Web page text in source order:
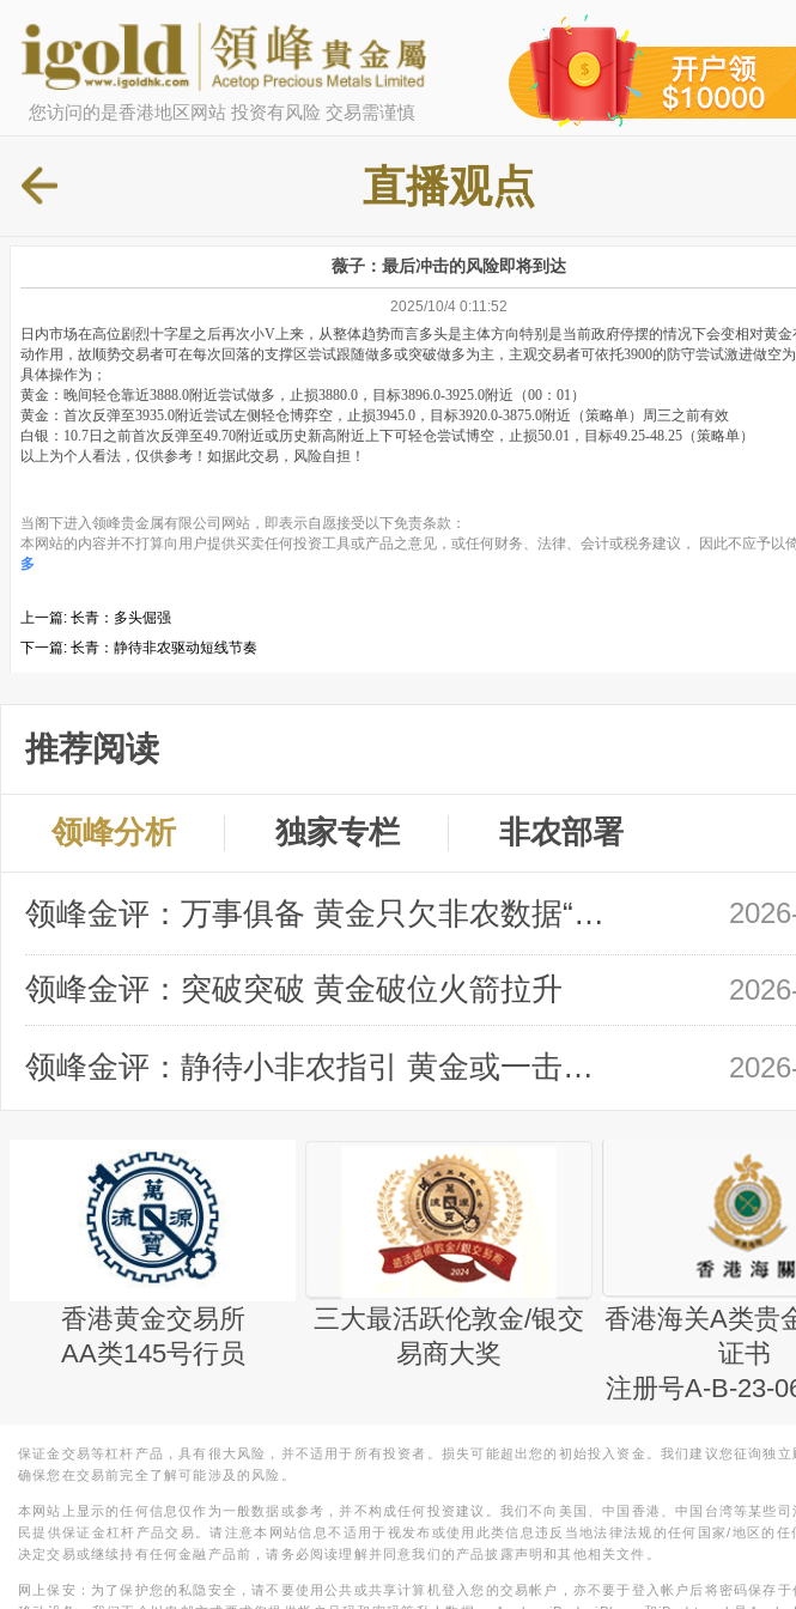
您访问的是香港地区网站 投资有风险 交易需谨慎
直播观点
薇子：最后冲击的风险即将到达
2025/10/4 0:11:52
日内市场在高位剧烈十字星之后再次小V上来，从整体趋势而言多头是主体方向特别是当前政府停摆的情况下会变相对黄金
动作用，故顺势交易者可在每次回落的支撑区尝试跟随做多或突破做多为主，主观交易者可依托3900的防守尝试激进做空为
具体操作为；
黄金：晚间轻仓靠近3888.0附近尝试做多，止损3880.0，目标3896.0-3925.0附近（00：01）
黄金：首次反弹至3935.0附近尝试左侧轻仓博弈空，止损3945.0，目标3920.0-3875.0附近（策略单）周三之前有效
白银：10.7日之前首次反弹至49.70附近或历史新高附近上下可轻仓尝试博空，止损50.01，目标49.25-48.25（策略单）
以上为个人看法，仅供参考！如据此交易，风险自担！
当阁下进入领峰贵金属有限公司网站，即表示自愿接受以下免责条款：
本网站的内容并不打算向用户提供买卖任何投资工具或产品之意见，或任何财务、法律、会计或税务建议， 因此不应予以倚
多
上一篇: 长青：多头倔强
下一篇: 长青：静待非农驱动短线节奏
推荐阅读
领峰分析 独家专栏 非农部署
领峰金评：万事俱备 黄金只欠非农数据“东风”
领峰金评：突破突破 黄金破位火箭拉升
领峰金评：静待小非农指引 黄金或一击破局
香港黄金交易所
AA类145号行员
三大最活跃伦敦金/银交
易商大奖
香港海关A类贵
证书
注册号A-B-23-
保证金交易等杠杆产品，具有很大风险，并不适用于所有投资者。损失可能超出您的初始投入资金。我们建议您征询独立
确保您在交易前完全了解可能涉及的风险。
本网站上显示的任何信息仅作为一般数据或参考，并不构成任何投资建议。我们不向美国、中国香港、中国台湾等某些司
民提供保证金杠杆产品交易。请注意本网站信息不适用于视发布或使用此类信息违反当地法律法规的任何国家/地区的任
决定交易或继续持有任何金融产品前，请务必阅读理解并同意我们的产品披露声明和其他相关文件。
网上保安：为了保护您的私隐安全，请不要使用公共或共享计算机登入您的交易帐户，亦不要于登入帐户后将密码保存于